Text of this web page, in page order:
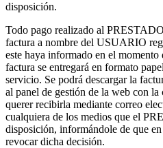
disposición.
Todo pago realizado al
factura a nombre del USUARIO
este haya informado en el momento
factura se entregará en formato
servicio. Se podrá descargar la
al panel de gestión de la web con la
querer recibirla mediante correo
cualquiera de los medios que el
disposición, informándole de que
revocar dicha decisión.